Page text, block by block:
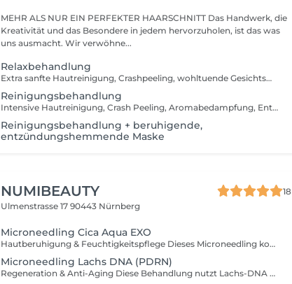
MEHR ALS NUR EIN PERFEKTER HAARSCHNITT Das Handwerk, die
Kreativität und das Besondere in jedem hervorzuholen, ist das was
uns ausmacht. Wir verwöhne...
Relaxbehandlung
Extra sanfte Hautreinigung, Crashpeeling, wohltuende Gesichtsmaske und Massage für Gesicht, Hals, Dekolleté, Nacken, Schulter und Kopf , individuelle Pflegecreme
Reinigungsbehandlung
Intensive Hautreinigung, Crash Peeling, Aromabedampfung, Entfernen von Unreinheiten, individuelle Pflegecreme
Reinigungsbehandlung + beruhigende,
entzündungshemmende Maske
NUMIBEAUTY
18
Ulmenstrasse 1790443 Nürnberg
Microneedling Cica Aqua EXO
Hautberuhigung & Feuchtigkeitspflege Dieses Microneedling kombiniert Hyaluron, Cica und Peptide, um die Haut intensiv zu beruhigen und mit Feuchtigkeit zu versorgen. Ideal für empfindliche oder gestresste Haut, sorgt es für ein frisches, ausgeglichenes Hautbild und langanhaltendes Wohlbefinden.
Microneedling Lachs DNA (PDRN)
Regeneration & Anti-Aging Diese Behandlung nutzt Lachs-DNA PDRN, um die Hautregeneration zu unterstützen und sichtbare Anti-Aging-Effekte zu erzielen. Die Powerwirkstoffe fördern Kollagenaufbau, straffen die Haut und verleihen ihr ein glattes, jugendlich strahlendes Erscheinungsbild.